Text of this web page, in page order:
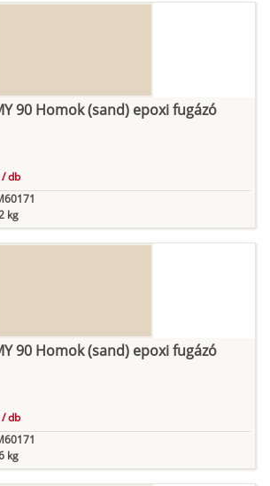
90 Homok (sand) epoxi fugázó
/db
kg
90 Homok (sand) epoxi fugázó
/db
kg